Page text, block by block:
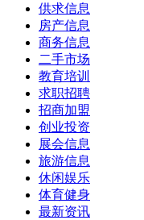
供求信息
房产信息
商务信息
二手市场
教育培训
求职招聘
招商加盟
创业投资
展会信息
旅游信息
休闲娱乐
体育健身
最新资讯